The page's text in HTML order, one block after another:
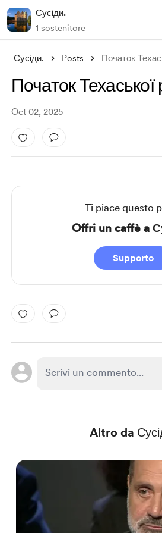
Сусіди.
1 sostenitore
Сусіди. Posts Початок
Початок Техаської
Oct 02, 2025
Ti piace questo
Offri un caffè a
Supporto
Altro da